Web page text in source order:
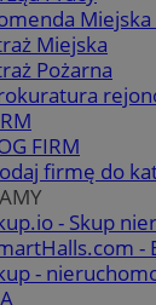
Miejska
Miejska
Pożarna
FIRM
firmę do
- Skup
-
-